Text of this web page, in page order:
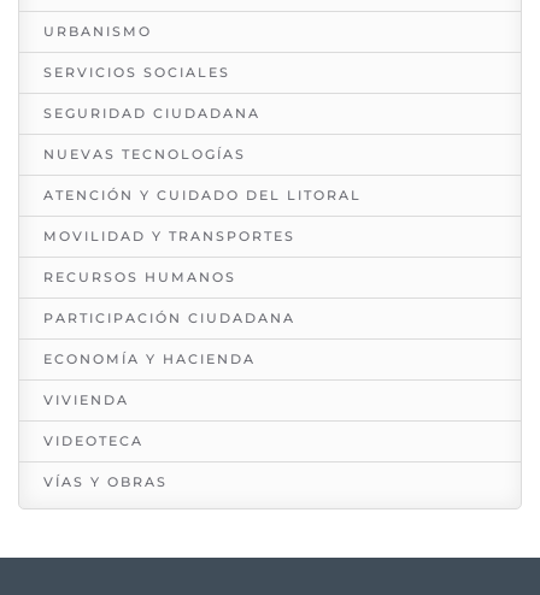
URBANISMO
SERVICIOS SOCIALES
SEGURIDAD CIUDADANA
NUEVAS TECNOLOGÍAS
ATENCIÓN Y CUIDADO DEL LITORAL
MOVILIDAD Y TRANSPORTES
RECURSOS HUMANOS
PARTICIPACIÓN CIUDADANA
ECONOMÍA Y HACIENDA
VIVIENDA
VIDEOTECA
VÍAS Y OBRAS